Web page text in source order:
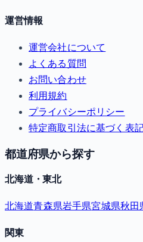
運営情報
運営会社について
よくある質問
お問い合わせ
利用規約
プライバシーポリシー
特定商取引法に基づく表
都道府県から探す
北海道・東北
北海道青森県岩手県宮城県秋田
関東